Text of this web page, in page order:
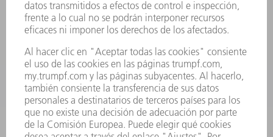
Departamento de Repuestos
+34 91 657 36 70
Viernes de 8h – 17h
repuestos@es.trumpf.com
CONTACTO
Departamento de Utillaje
+34 91 657 36 69
Lunes a Jueves de 8h – 18h